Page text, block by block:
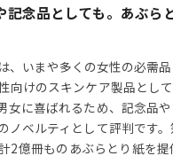
記念品としても。あぶら
、いまや多くの女性の必需
向けのスキンケア製品とし
女に喜ばれるため、記念品
ノベルティとして評判です
2億冊ものあぶらとり紙を提